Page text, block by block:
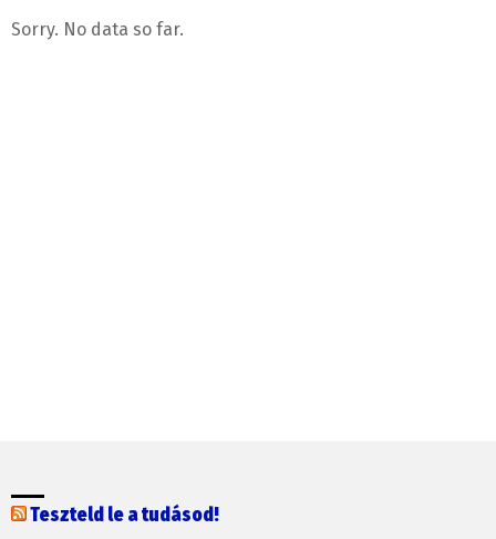
Sorry. No data so far.
Teszteld le a tudásod!